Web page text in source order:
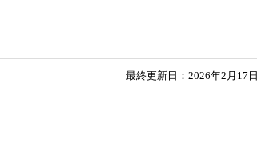
最終更新日：2026年2月17日